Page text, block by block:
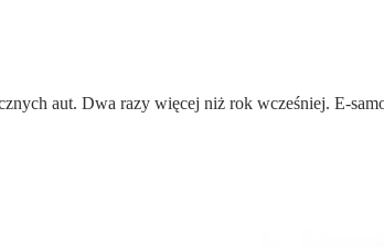
aut. Dwa razy więcej niż rok wcześniej. E-